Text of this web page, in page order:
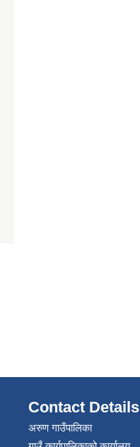
Contact Details
अरुण गाउँपालिका